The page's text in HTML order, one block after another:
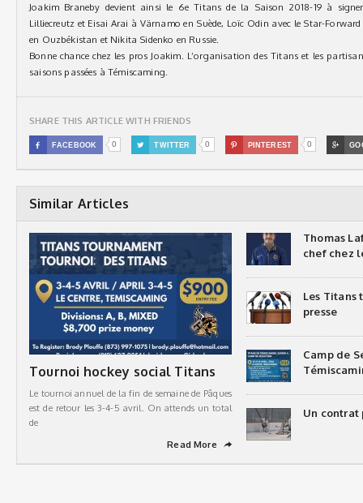
Joakim Braneby devient ainsi le 6e Titans de la Saison 2018-19 à
Lilliecreutz et Eisai Arai à Värnamo en Suède, Loïc Odin avec le Star-
en Ouzbékistan et Nikita Sidenko en Russie.
Bonne chance chez les pros Joakim. L’organisation des Titans et les
saisons passées à Témiscaming.
SHARE THIS ARTICLE WITH FRIENDS
 FACEBOOK 0  TWITTER 0  PINTEREST 0 
Similar Articles
Tournoi hockey social Titans
Le tournoi annuel de la fin de semaine de Pâques
est de retour les 3-4-5 avril. On attends un total
de
Read More
➦
Thomas
chef chez
Les Titans
presse
Camp de
Un contrat